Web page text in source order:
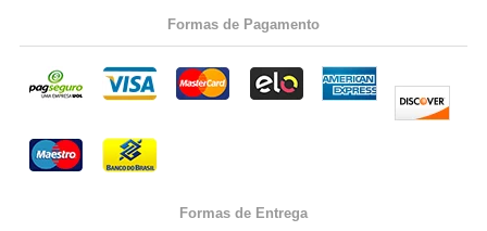
Formas de Pagamento
Formas de Entrega